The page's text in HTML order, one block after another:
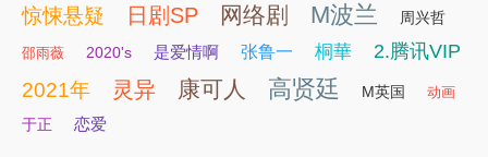
惊悚悬疑 日剧SP 网络剧 M波兰 周兴哲
邵雨薇 2020's 是爱情啊 张鲁一 桐華 2.腾讯VIP
2021年 灵异 康可人 高贤廷 M英国 动画
于正 恋爱